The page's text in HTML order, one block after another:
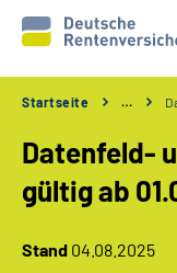
Unsere Verfahren
Services
Startseite …
Datenfeld-
gültig ab
Stand 04.08.2025